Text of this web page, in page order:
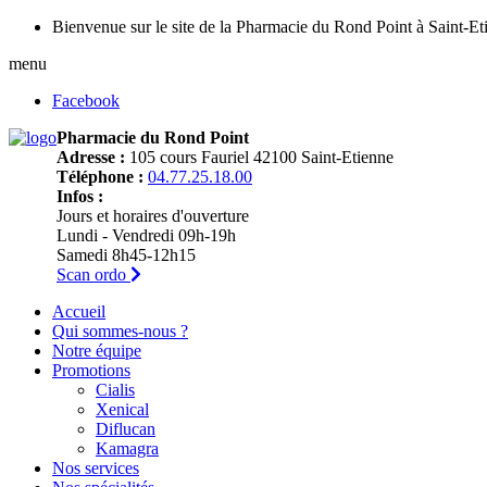
Bienvenue sur le site de la Pharmacie du Rond Point à Saint-
menu
Facebook
Pharmacie du Rond Point
Adresse : 105 cours Fauriel 42100 Saint-Etienne
Téléphone : 04.77.25.18.00
Infos :
Jours et horaires d'ouverture
Lundi - Vendredi 09h-19h
Samedi 8h45-12h15
Scan ordo
Accueil
Qui sommes-nous ?
Notre équipe
Promotions
Cialis
Xenical
Diflucan
Kamagra
Nos services